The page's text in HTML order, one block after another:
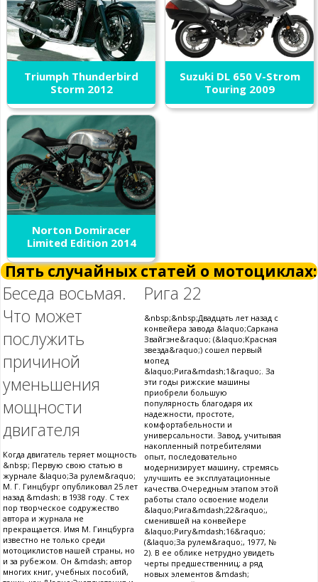
Triumph Thunderbird
Storm 2012
Suzuki DL 650 V-Strom
Touring 2009
Norton Domiracer
Limited Edition 2014
Пять случайных статей о мотоциклах:
Беседа восьмая.
Что может
послужить
причиной
уменьшения
мощности
двигателя
Когда двигатель теряет мощность
&nbsp; Первую свою статью в
журнале &laquo;За рулем&raquo;
М. Г. Гинцбург опубликовал 25 лет
назад &mdash; в 1938 году. С тех
пор творческое содружество
автора и журнала не
прекращается. Имя М. Гинцбурга
известно не только среди
мотоциклистов нашей страны, но
и за рубежом. Он &mdash; автор
многих книг, учебных пособий,
Рига 22
&nbsp;&nbsp;Двадцать лет назад с
конвейера завода &laquo;Саркана
Звайгзне&raquo; (&laquo;Красная
звезда&raquo;) сошел первый
мопед
&laquo;Рига&mdash;1&raquo;. За
эти годы рижские машины
приобрели большую
популярность благодаря их
надежности, простоте,
комфортабельности и
универсальности. Завод, учитывая
накопленный потребителями
опыт, последовательно
модернизирует машину, стремясь
улучшить ее эксплуатационные
качества.Очередным этапом этой
работы стало освоение модели
&laquo;Рига&mdash;22&raquo;,
сменившей на конвейере
&laquo;Ригу&mdash;16&raquo;
(&laquo;За рулем&raquo;, 1977, №
2). В ее облике нетрудно увидеть
черты предшественниц; а ряд
новых элементов &mdash;